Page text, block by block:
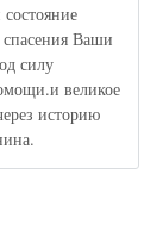
Ваши
силу
великое
историю